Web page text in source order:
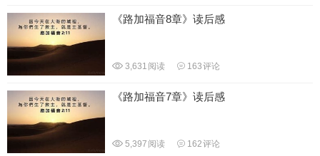
《路加福音8章》读后感
3,631 阅读 163评论
《路加福音7章》读后感
5,397 阅读 162评论